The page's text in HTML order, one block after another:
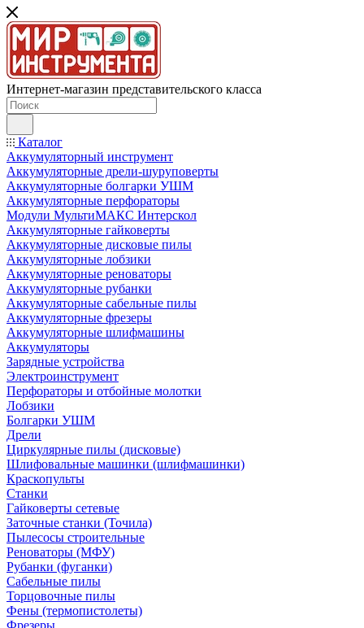
Интернет-магазин представительского класса
Каталог
Аккумуляторный инструмент
Аккумуляторные дрели-шуруповерты
Аккумуляторные болгарки УШМ
Аккумуляторные перфораторы
Модули МультиМАКС Интерскол
Аккумуляторные гайковерты
Аккумуляторные дисковые пилы
Аккумуляторные лобзики
Аккумуляторные реноваторы
Аккумуляторные рубанки
Аккумуляторные сабельные пилы
Аккумуляторные фрезеры
Аккумуляторные шлифмашины
Аккумуляторы
Зарядные устройства
Электроинструмент
Перфораторы и отбойные молотки
Лобзики
Болгарки УШМ
Дрели
Циркулярные пилы (дисковые)
Шлифовальные машинки (шлифмашинки)
Краскопульты
Станки
Гайковерты сетевые
Заточные станки (Точила)
Пылесосы строительные
Реноваторы (МФУ)
Рубанки (фуганки)
Сабельные пилы
Торцовочные пилы
Фены (термопистолеты)
Фрезеры